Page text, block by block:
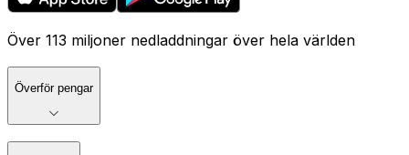
Över 113 miljoner nedladdningar över hela världen
Överför pengar